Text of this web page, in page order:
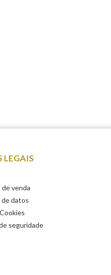
LEGAIS
venda
datos
seguridade